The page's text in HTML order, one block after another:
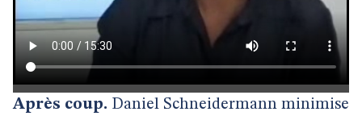
Après coup. Daniel Schneidermann minimise